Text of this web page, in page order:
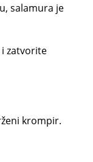
salamura je
zatvorite
krompir.